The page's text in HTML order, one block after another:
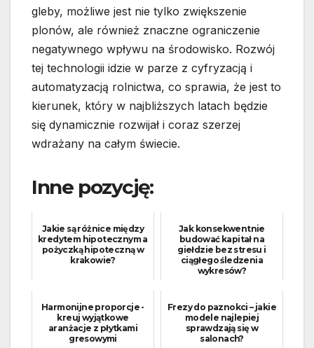
gleby, możliwe jest nie tylko zwiększenie
plonów, ale również znaczne ograniczenie
negatywnego wpływu na środowisko. Rozwój
tej technologii idzie w parze z cyfryzacją i
automatyzacją rolnictwa, co sprawia, że jest to
kierunek, który w najbliższych latach będzie
się dynamicznie rozwijał i coraz szerzej
wdrażany na całym świecie.
Inne pozycję:
Jakie są różnice między
kredytem hipotecznym a
pożyczką hipoteczną w
krakowie?
Jak konsekwentnie
budować kapitał na
giełdzie bez stresu i
ciągłego śledzenia
wykresów?
Harmonijne proporcje -
kreuj wyjątkowe
aranżacje z płytkami
gresowymi
Frezy do paznokci – jakie
modele najlepiej
sprawdzają się w
salonach?